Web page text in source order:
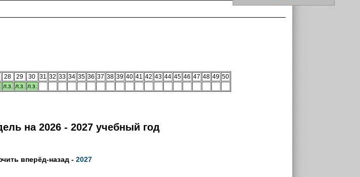
28 29 30 31 32 33 34 35 36 37 38 39 40 41 42 43 44 45 46 47 48 49 50
л.з. л.з. л.з.
на 2026 - 2027 учебный год
вперёд-назад - 2027